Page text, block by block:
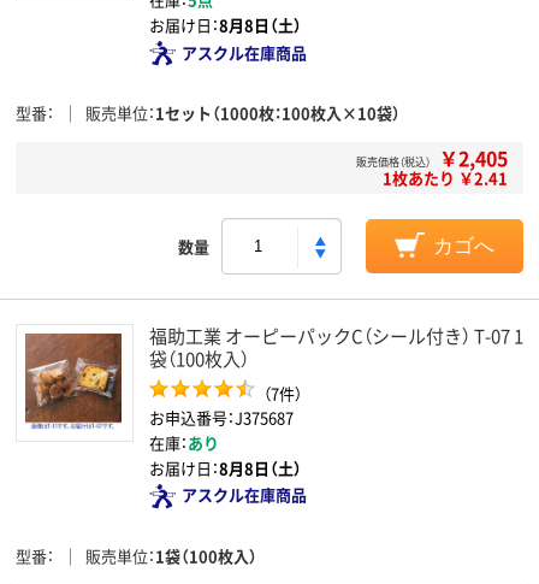
お届け日：8月8日（土）
アスクル在庫商品
型番 販売単位 1セット（1000枚：100枚入×10袋）
販売価格（税込） ￥2,405
1枚あたり ￥2.41
数量 カゴへ
福助工業 オーピーパックC（シール付き） T-07 1
袋（100枚入）
（7件）
お申込番号：J375687
在庫：あり
お届け日：8月8日（土）
アスクル在庫商品
型番 販売単位 1袋（100枚入）